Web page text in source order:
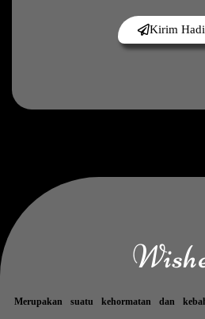
Kirim
Merupakan suatu kehormatan dan